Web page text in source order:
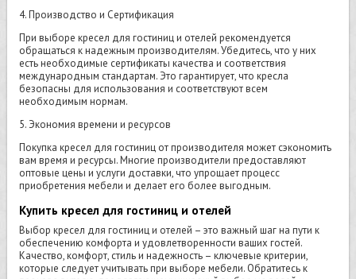
4. Производство и Сертификация
При выборе кресел для гостиниц и отелей рекомендуется
обращаться к надежным производителям. Убедитесь, что у них
есть необходимые сертификаты качества и соответствия
международным стандартам. Это гарантирует, что кресла
безопасны для использования и соответствуют всем
необходимым нормам.
5. Экономия времени и ресурсов
Покупка кресел для гостиниц от производителя может сэкономить
вам время и ресурсы. Многие производители предоставляют
оптовые цены и услуги доставки, что упрощает процесс
приобретения мебели и делает его более выгодным.
Купить кресел для гостиниц и отелей
Выбор кресел для гостиниц и отелей – это важный шаг на пути к
обеспечению комфорта и удовлетворенности ваших гостей.
Качество, комфорт, стиль и надежность – ключевые критерии,
которые следует учитывать при выборе мебели. Обратитесь к